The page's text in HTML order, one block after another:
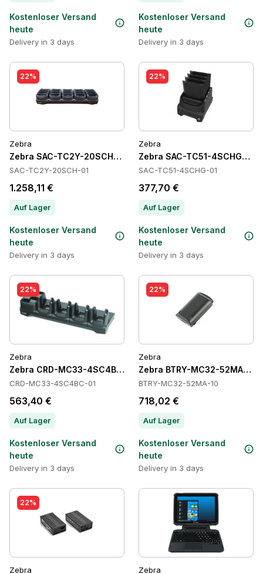
Kostenloser Versand
heute
Delivery in 3 days
Kostenloser Versand
heute
Delivery in 3 days
22%
Zebra
Zebra SAC-TC2Y-20SCH-01 Batteries
SAC-TC2Y-20SCH-01
1.258,11 €
Auf Lager
Kostenloser Versand
heute
Delivery in 3 days
22%
Zebra
Zebra SAC-TC51-4SCHG-01
SAC-TC51-4SCHG-01
377,70 €
Auf Lager
Kostenloser Versand
heute
Delivery in 3 days
22%
Zebra
Zebra CRD-MC33-4SC4BC-01 Cradles
CRD-MC33-4SC4BC-01
563,40 €
Auf Lager
Kostenloser Versand
heute
Delivery in 3 days
22%
Zebra
Zebra BTRY-MC32-52MA-10
BTRY-MC32-52MA-10
718,02 €
Auf Lager
Kostenloser Versand
heute
Delivery in 3 days
22%
Zebra Zebra